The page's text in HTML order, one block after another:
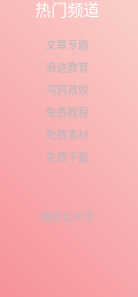
热门频道
文章专题
浪迹教育
乌鸦救赎
免费教程
免费素材
免费下载
微信公众号